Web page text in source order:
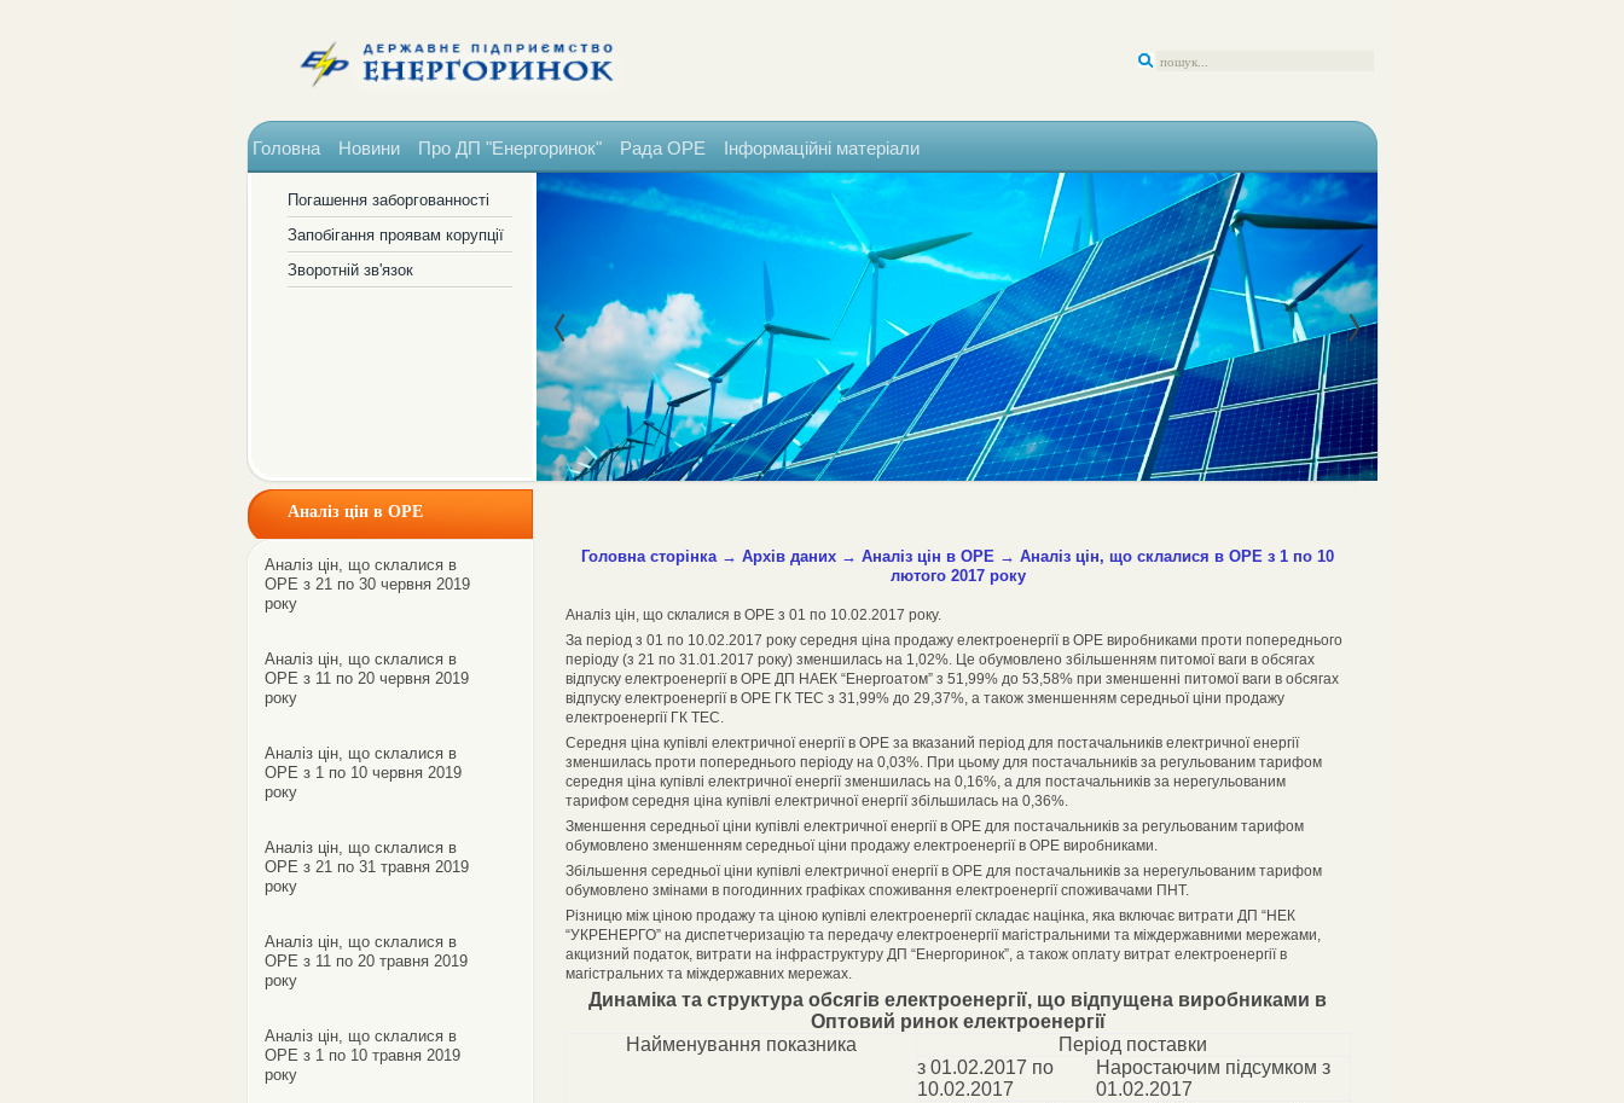
Головна Новини Про ДП "Енергоринок" Рада ОРЕ Інформаційні матеріали
Погашення заборгованності
Запобігання проявам корупції
Зворотній зв'язок
Аналіз цін в ОРЕ
Аналіз цін, що склалися в
ОРЕ з 21 по 30 червня 2019
року
Аналіз цін, що склалися в
ОРЕ з 11 по 20 червня 2019
року
Аналіз цін, що склалися в
ОРЕ з 1 по 10 червня 2019
року
Аналіз цін, що склалися в
ОРЕ з 21 по 31 травня 2019
року
Аналіз цін, що склалися в
ОРЕ з 11 по 20 травня 2019
року
Аналіз цін, що склалися в
ОРЕ з 1 по 10 травня 2019
року
Головна сторінка→ Архів даних → Аналіз цін в ОРЕ → Аналіз цін, що склалися в ОРЕ з 1 по 10
лютого 2017 року
Аналіз цін, що склалися в ОРЕ з 01 по 10.02.2017 року.
За період з 01 по 10.02.2017 року середня ціна продажу електроенергії в ОРЕ виробниками проти попереднього
періоду (з 21 по 31.01.2017 року) зменшилась на 1,02%. Це обумовлено збільшенням питомої ваги в обсягах
відпуску електроенергії в ОРЕ ДП НАЕК “Енергоатом” з 51,99% до 53,58% при зменшенні питомої ваги в обсягах
відпуску електроенергії в ОРЕ ГК ТЕС з 31,99% до 29,37%, а також зменшенням середньої ціни продажу
електроенергії ГК ТЕС.
Середня ціна купівлі електричної енергії в ОРЕ за вказаний період для постачальників електричної енергії
зменшилась проти попереднього періоду на 0,03%. При цьому для постачальників за регульованим тарифом
середня ціна купівлі електричної енергії зменшилась на 0,16%, а для постачальників за нерегульованим
тарифом середня ціна купівлі електричної енергії збільшилась на 0,36%.
Зменшення середньої ціни купівлі електричної енергії в ОРЕ для постачальників за регульованим тарифом
обумовлено зменшенням середньої ціни продажу електроенергії в ОРЕ виробниками.
Збільшення середньої ціни купівлі електричної енергії в ОРЕ для постачальників за нерегульованим тарифом
обумовлено змінами в погодинних графіках споживання електроенергії споживачами ПНТ.
Різницю між ціною продажу та ціною купівлі електроенергії складає націнка, яка включає витрати ДП “НЕК
“УКРЕНЕРГО” на диспетчеризацію та передачу електроенергії магістральними та міждержавними мережами,
акцизний податок, витрати на інфраструктуру ДП “Енергоринок”, а також оплату витрат електроенергії в
магістральних та міждержавних мережах.
Динаміка та структура обсягів електроенергії, що відпущена виробниками в
Оптовий ринок електроенергії
Найменування показника
Період поставки
з 01.02.2017 по
10.02.2017
Наростаючим підсумком з
01.02.2017